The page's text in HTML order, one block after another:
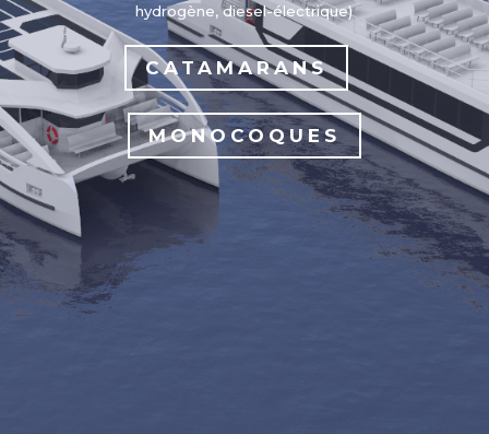
hydrogène, diesel-électrique)
CATAMARANS
MONOCOQUES